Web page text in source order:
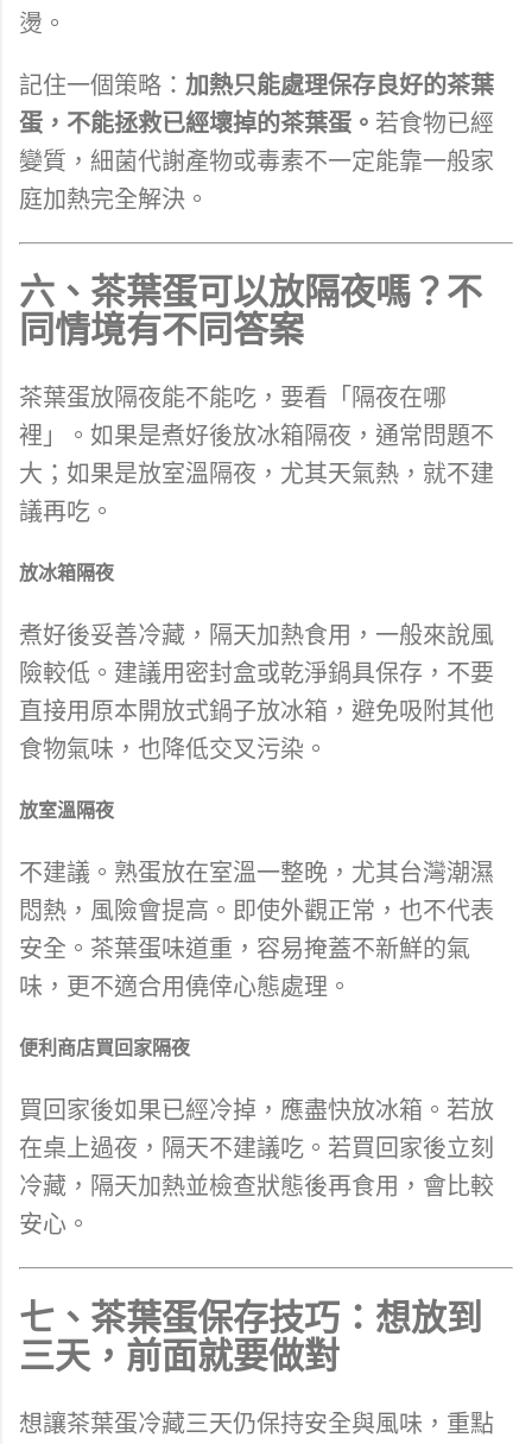
燙。
記住一個策略： 加熱只能處理保存良好的茶葉
蛋，不能拯救已經壞掉的茶葉蛋。 若食物已經
變質，細菌代謝產物或毒素不一定能靠一般家
庭加熱完全解決。
六、茶葉蛋可以放隔夜嗎？不
同情境有不同答案
茶葉蛋放隔夜能不能吃，要看「隔夜在哪
裡」。如果是煮好後放冰箱隔夜，通常問題不
大；如果是放室溫隔夜，尤其天氣熱，就不建
議再吃。
放冰箱隔夜
煮好後妥善冷藏，隔天加熱食用，一般來說風
險較低。建議用密封盒或乾淨鍋具保存，不要
直接用原本開放式鍋子放冰箱，避免吸附其他
食物氣味，也降低交叉污染。
放室溫隔夜
不建議。熟蛋放在室溫一整晚，尤其台灣潮濕
悶熱，風險會提高。即使外觀正常，也不代表
安全。茶葉蛋味道重，容易掩蓋不新鮮的氣
味，更不適合用僥倖心態處理。
便利商店買回家隔夜
買回家後如果已經冷掉，應盡快放冰箱。若放
在桌上過夜，隔天不建議吃。若買回家後立刻
冷藏，隔天加熱並檢查狀態後再食用，會比較
安心。
七、茶葉蛋保存技巧：想放到
三天，前面就要做對
想讓茶葉蛋冷藏三天仍保持安全與風味，重點